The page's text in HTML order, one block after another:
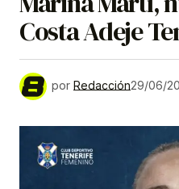
Costa Adeje
por Redacción29/06/